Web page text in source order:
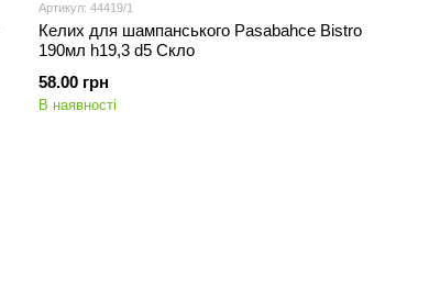
Артикул: 44419/1
Келих для шампанського Pasabahce Bistro
190мл h19,3 d5 Скло
58.00 грн
В наявності